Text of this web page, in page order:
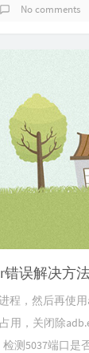
No comments
错误解决方
程，然后再使
用，关闭除
测5037端口是